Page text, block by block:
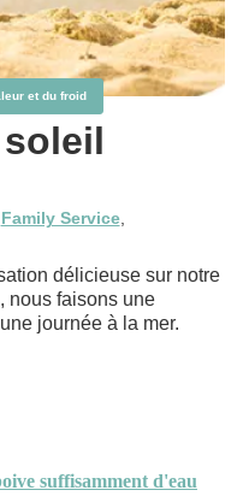
et du froid
Family Service,
délicieuse sur notre
nous faisons une
journée à la mer.
suffisamment d'eau